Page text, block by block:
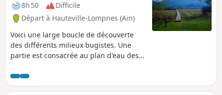
8h 50
Difficile
Départ à Hauteville-Lompnes (Ain)
Voici une large boucle de découverte
des différents milieux bugistes. Une
partie est consacrée au plan d'eau des
aménagements permettent de traverser.
La principale partie parcourt les crêtes